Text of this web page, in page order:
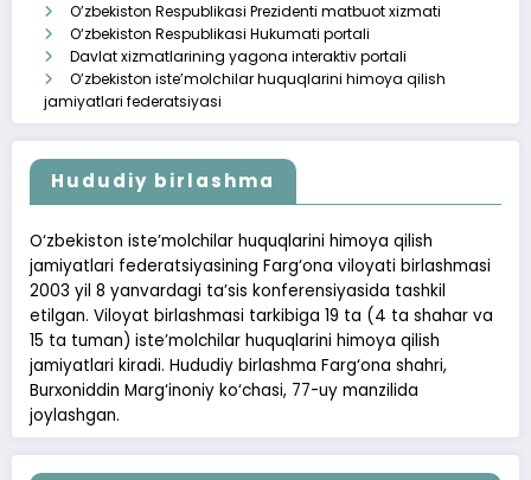
O’zbekiston Respublikasi Prezidenti matbuot xizmati
O‘zbekiston Respublikasi Hukumati portali
Davlat xizmatlarining yagona interaktiv portali
O’zbekiston iste’molchilar huquqlarini himoya qilish
jamiyatlari federatsiyasi
Hududiy birlashma
O‘zbekiston iste’molchilar huquqlarini himoya qilish
jamiyatlari federatsiyasining Farg‘ona viloyati birlashmasi
2003 yil 8 yanvardagi ta’sis konferensiyasida tashkil
etilgan. Viloyat birlashmasi tarkibiga 19 ta (4 ta shahar va
15 ta tuman) iste’molchilar huquqlarini himoya qilish
jamiyatlari kiradi. Hududiy birlashma Farg‘ona shahri,
Burxoniddin Marg‘inoniy ko‘chasi, 77-uy manzilida
joylashgan.